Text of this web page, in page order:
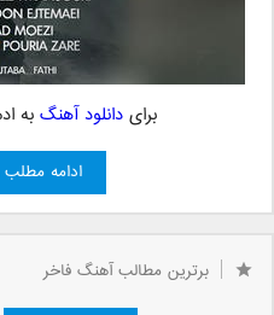
برای دانلود آهنگ به
ادامه مطلب
برترین مطالب آهنگ فاخر